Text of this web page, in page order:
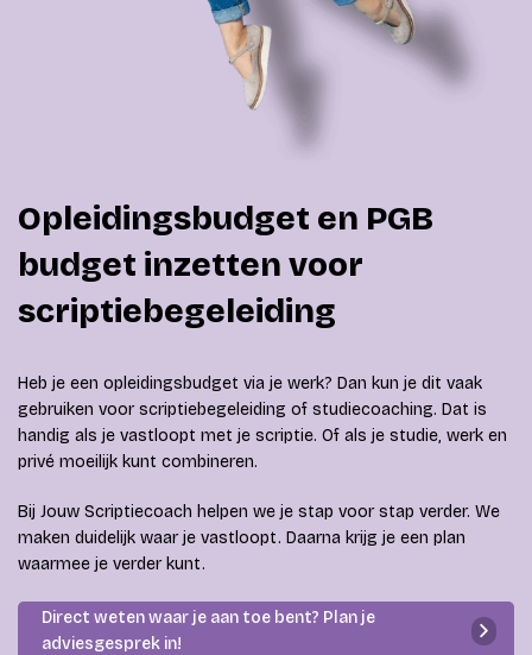
Opleidingsbudget en PGB
budget inzetten voor
scriptiebegeleiding
Heb je een opleidingsbudget via je werk? Dan kun je dit vaak
gebruiken voor scriptiebegeleiding of studiecoaching. Dat is
handig als je vastloopt met je scriptie. Of als je studie, werk en
privé moeilijk kunt combineren.
Bij Jouw Scriptiecoach helpen we je stap voor stap verder. We
maken duidelijk waar je vastloopt. Daarna krijg je een plan
waarmee je verder kunt.
Direct weten waar je aan toe bent? Plan je
adviesgesprek in!